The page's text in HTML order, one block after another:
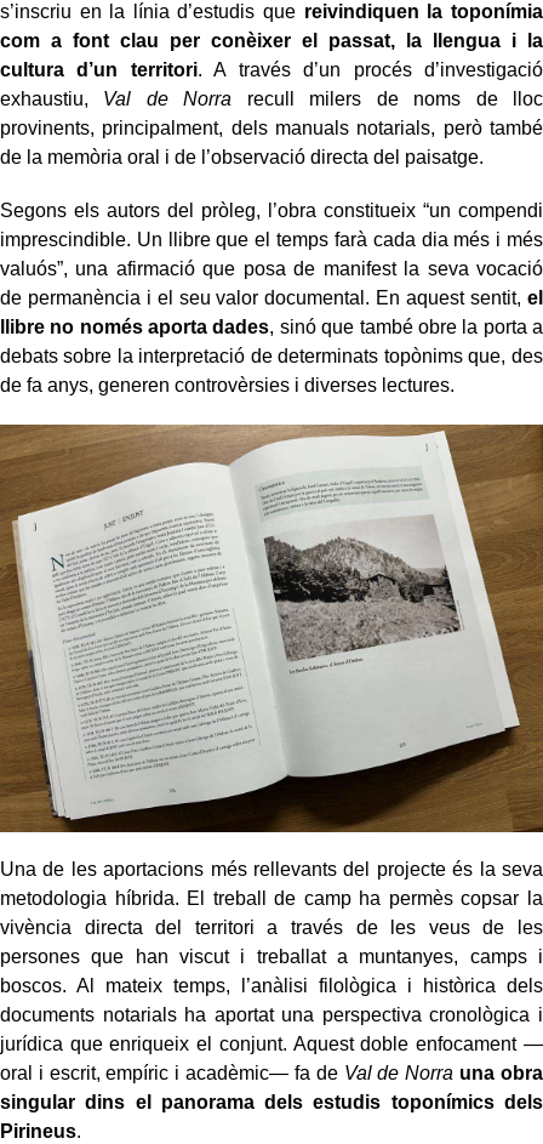
s’inscriu en la línia d’estudis que reivindiquen la toponímia
com a font clau per conèixer el passat, la llengua i la
cultura d’un territori. A través d’un procés d’investigació
exhaustiu, Val de Norra recull milers de noms de lloc
provinents, principalment, dels manuals notarials, però també
de la memòria oral i de l’observació directa del paisatge.
Segons els autors del pròleg, l’obra constitueix “un compendi
imprescindible. Un llibre que el temps farà cada dia més i més
valuós”, una afirmació que posa de manifest la seva vocació
de permanència i el seu valor documental. En aquest sentit, el
llibre no només aporta dades, sinó que també obre la porta a
debats sobre la interpretació de determinats topònims que, des
de fa anys, generen controvèrsies i diverses lectures.
Una de les aportacions més rellevants del projecte és la seva
metodologia híbrida. El treball de camp ha permès copsar la
vivència directa del territori a través de les veus de les
persones que han viscut i treballat a muntanyes, camps i
boscos. Al mateix temps, l’anàlisi filològica i històrica dels
documents notarials ha aportat una perspectiva cronològica i
jurídica que enriqueix el conjunt. Aquest doble enfocament —
oral i escrit, empíric i acadèmic— fa de Val de Norra una obra
singular dins el panorama dels estudis toponímics dels
Pirineus.